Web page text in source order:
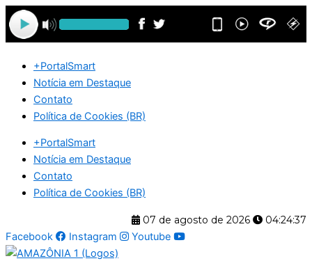
Ir
para
o
+PortalSmart
Notícia em Destaque
Contato
Política de Cookies (BR)
+PortalSmart
Notícia em Destaque
Contato
Política de Cookies (BR)
07 de agosto de 2026
04:24:38
Facebook
Instagram Youtube